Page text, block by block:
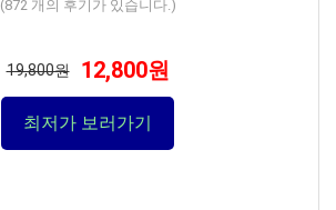
(872개의 후기가 있습니다.)
19,800원 12,800원
최저가 보러가기